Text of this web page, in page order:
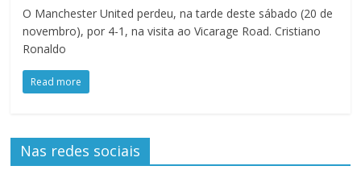
O Manchester United perdeu, na tarde deste sábado (20 de
novembro), por 4-1, na visita ao Vicarage Road. Cristiano
Ronaldo
Read more
Nas redes sociais